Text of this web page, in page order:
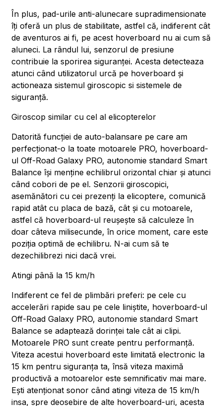
În plus, pad-urile anti-alunecare supradimensionate
îți oferă un plus de stabilitate, astfel că, indiferent cât
de aventuros ai fi, pe acest hoverboard nu ai cum să
aluneci. La rândul lui, senzorul de presiune
contribuie la sporirea siguranței. Acesta detecteaza
atunci când utilizatorul urcă pe hoverboard și
actioneaza sistemul giroscopic si sistemele de
siguranță.
Giroscop similar cu cel al elicopterelor
Datorită funcției de auto-balansare pe care am
perfecționat-o la toate motoarele PRO, hoverboard-
ul Off-Road Galaxy PRO, autonomie standard Smart
Balance își menține echilibrul orizontal chiar și atunci
când cobori de pe el. Senzorii giroscopici,
asemănători cu cei prezenți la elicoptere, comunică
rapid atât cu placa de bază, cât și cu motoarele,
astfel că hoverboard-ul reușește să calculeze în
doar câteva milisecunde, în orice moment, care este
poziția optimă de echilibru. N-ai cum să te
dezechilibrezi nici dacă vrei.
Atingi până la 15 km/h
Indiferent ce fel de plimbări preferi: pe cele cu
accelerări rapide sau pe cele liniștite, hoverboard-ul
Off-Road Galaxy PRO, autonomie standard Smart
Balance se adaptează dorinței tale cât ai clipi.
Motoarele PRO sunt create pentru performanță.
Viteza acestui hoverboard este limitată electronic la
15 km pentru siguranța ta, însă viteza maximă
productivă a motoarelor este semnificativ mai mare.
Ești atenționat sonor când atingi viteza de 15 km/h
insa, spre deosebire de alte hoverboard-uri, acesta